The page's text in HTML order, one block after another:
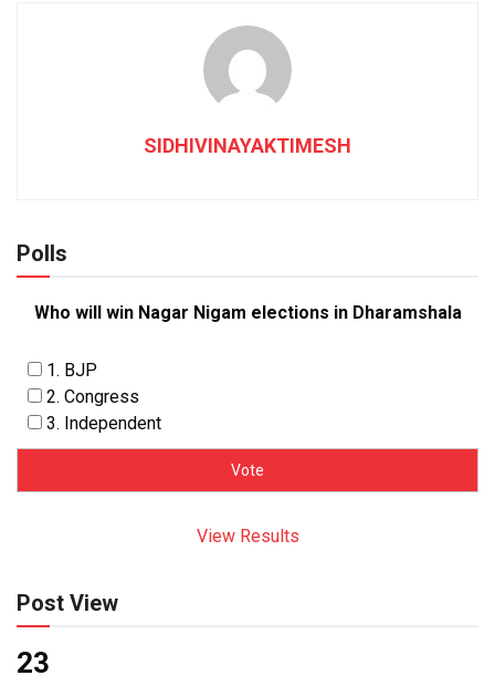
SIDHIVINAYAKTIMESH
Polls
Who will win Nagar Nigam elections in Dharamshala
1. BJP
2. Congress
3. Independent
View Results
Post View
23